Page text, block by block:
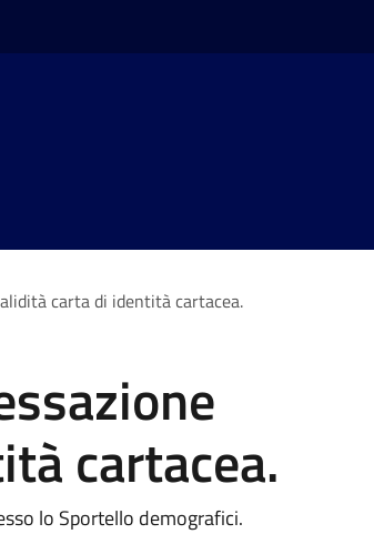
carta di identità cartacea.
cartacea.
lo Sportello demografici.